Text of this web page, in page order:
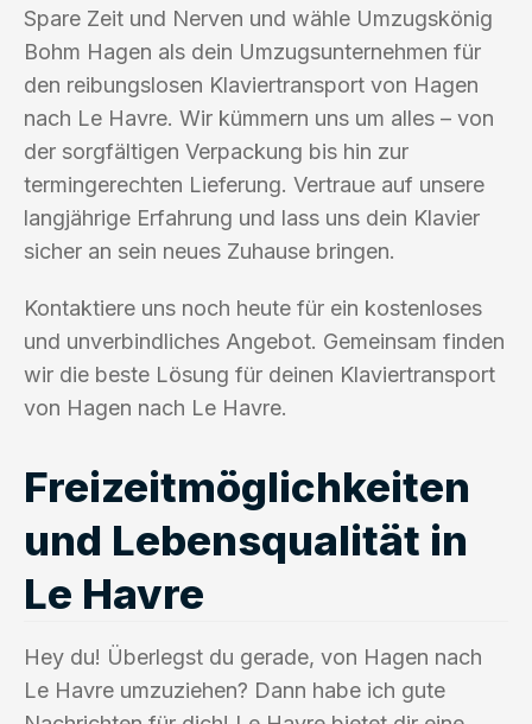
Spare Zeit und Nerven und wähle Umzugskönig
Bohm Hagen als dein Umzugsunternehmen für
den reibungslosen Klaviertransport von Hagen
nach Le Havre. Wir kümmern uns um alles – von
der sorgfältigen Verpackung bis hin zur
termingerechten Lieferung. Vertraue auf unsere
langjährige Erfahrung und lass uns dein Klavier
sicher an sein neues Zuhause bringen.
Kontaktiere uns noch heute für ein kostenloses
und unverbindliches Angebot. Gemeinsam finden
wir die beste Lösung für deinen Klaviertransport
von Hagen nach Le Havre.
Freizeitmöglichkeiten
und Lebensqualität in
Le Havre
Hey du! Überlegst du gerade, von Hagen nach
Le Havre umzuziehen? Dann habe ich gute